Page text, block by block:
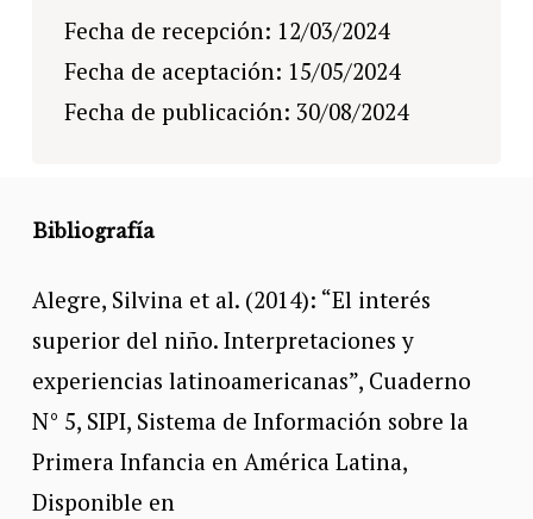
Fecha de recepción: 12/03/2024
Fecha de aceptación: 15/05/2024
Fecha de publicación: 30/08/2024
Bibliografía
Alegre, Silvina et al. (2014): “El interés
superior del niño. Interpretaciones y
experiencias latinoamericanas”, Cuaderno
N° 5, SIPI, Sistema de Información sobre la
Primera Infancia en América Latina,
Disponible en